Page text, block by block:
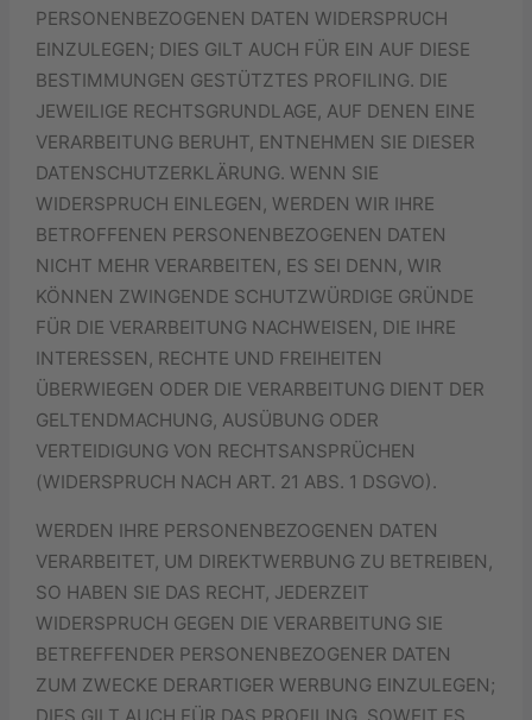
PERSONENBEZOGENEN DATEN WIDERSPRUCH
EINZULEGEN; DIES GILT AUCH FÜR EIN AUF DIESE
BESTIMMUNGEN GESTÜTZTES PROFILING. DIE
JEWEILIGE RECHTSGRUNDLAGE, AUF DENEN EINE
VERARBEITUNG BERUHT, ENTNEHMEN SIE DIESER
DATENSCHUTZERKLÄRUNG. WENN SIE
WIDERSPRUCH EINLEGEN, WERDEN WIR IHRE
BETROFFENEN PERSONENBEZOGENEN DATEN
NICHT MEHR VERARBEITEN, ES SEI DENN, WIR
KÖNNEN ZWINGENDE SCHUTZWÜRDIGE GRÜNDE
FÜR DIE VERARBEITUNG NACHWEISEN, DIE IHRE
INTERESSEN, RECHTE UND FREIHEITEN
ÜBERWIEGEN ODER DIE VERARBEITUNG DIENT DER
GELTENDMACHUNG, AUSÜBUNG ODER
VERTEIDIGUNG VON RECHTSANSPRÜCHEN
(WIDERSPRUCH NACH ART. 21 ABS. 1 DSGVO).
WERDEN IHRE PERSONENBEZOGENEN DATEN
VERARBEITET, UM DIREKTWERBUNG ZU BETREIBEN,
SO HABEN SIE DAS RECHT, JEDERZEIT
WIDERSPRUCH GEGEN DIE VERARBEITUNG SIE
BETREFFENDER PERSONENBEZOGENER DATEN
ZUM ZWECKE DERARTIGER WERBUNG EINZULEGEN;